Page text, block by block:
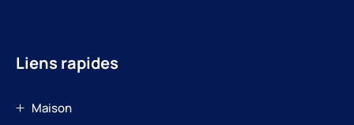
Liens rapides
Maison